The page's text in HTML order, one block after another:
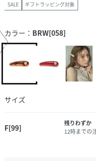
SALE ギフトラッピング対象
カラー： BRW[058]
サイズ
F[99]
残りわずか
12時までの